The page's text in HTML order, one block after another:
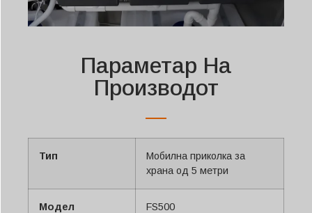
Параметар На
Производот
Тип
Мобилна приколка за
храна од 5 метри
Модел FS500